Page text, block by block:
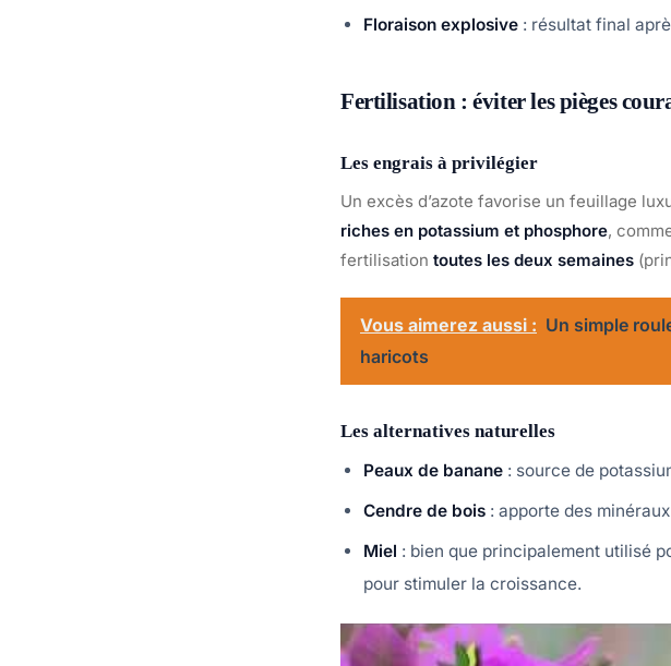
Floraison explosive : résultat final
Fertilisation : éviter les pièges
Les engrais à privilégier
Un excès d’azote favorise un feuillage
riches en potassium et phosphore,
fertilisation toutes les deux semaines
Vous aimerez aussi : Un simple
haricots
Les alternatives naturelles
Peaux de banane : source de
Cendre de bois : apporte des
Miel : bien que principalement utilisé
pour stimuler la croissance.